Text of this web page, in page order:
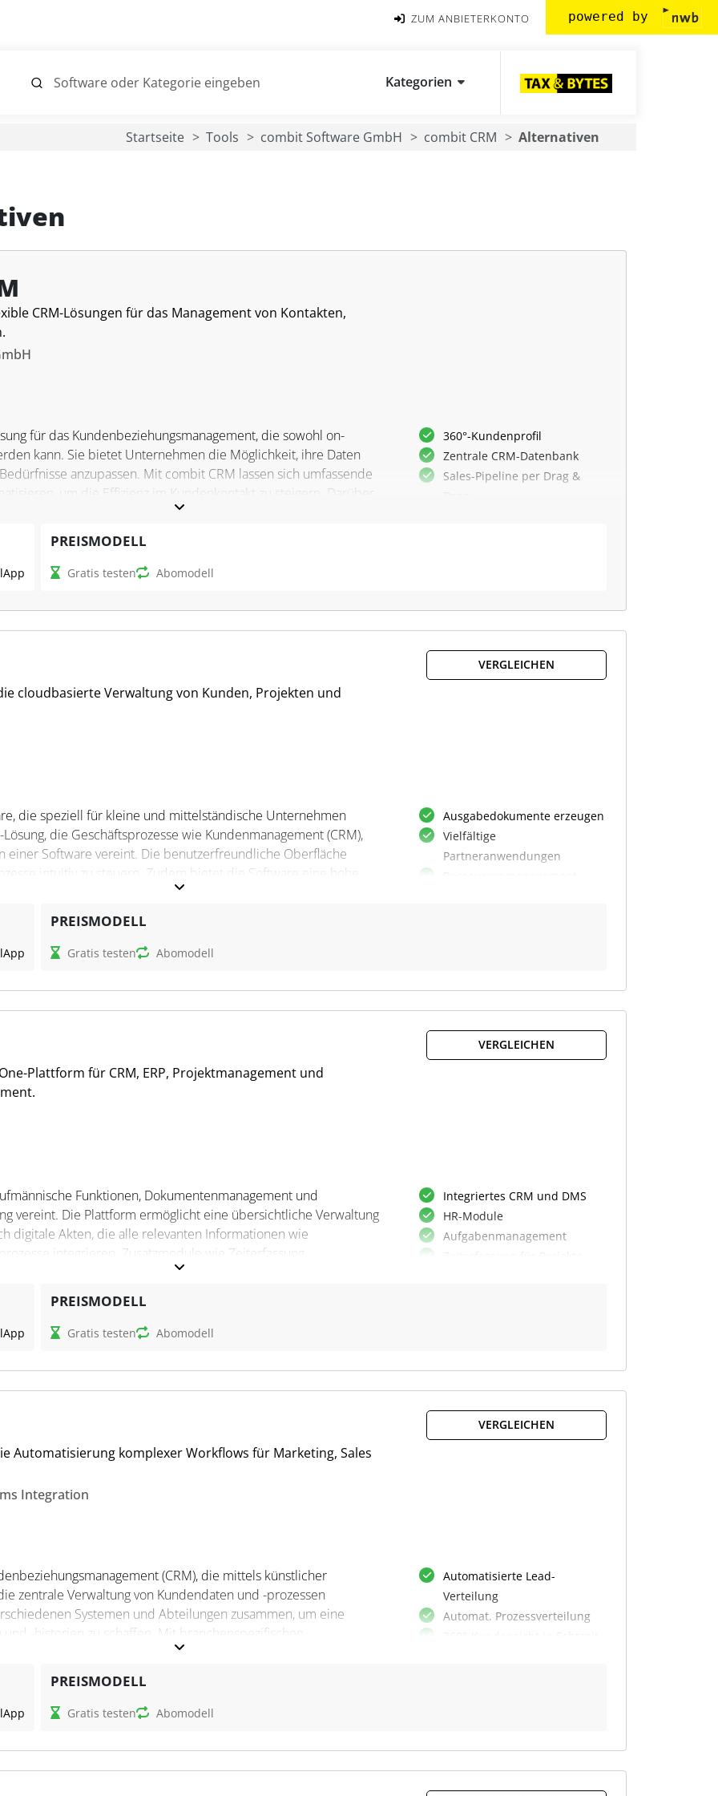
ZUM ANBIETERKONTO powered by
Kategorien
Startseite Tools combit Software GmbH combit CRM Alternativen
CRM-Lösungen für das Management von Kontakten,
für das Kundenbeziehungsmanagement, die sowohl on-
kann. Sie bietet Unternehmen die Möglichkeit, ihre Daten
anzupassen. Mit combit CRM lassen sich umfassende
um die Effizienz im Kundenkontakt zu steigern. Darüber
bei der Einhaltung der DSGVO-Richtlinien und lässt sich flexibel
die Routineaufgaben vereinfachen. Für
da es hilft, Kundenbeziehungen effizient zu pflegen und
Die Anpassbarkeit der Lösung sorgt zudem dafür, dass die
mitwächst.
360°-Kundenprofil
Zentrale CRM-Datenbank
Sales-Pipeline per Drag &
SQL-basierte Datenbank
Automatisierte Prozesse
App
PREISMODELL
Gratis testen Abomodell
cloudbasierte Verwaltung von Kunden, Projekten und
VERGLEICHEN
die speziell für kleine und mittelständische Unternehmen
die Geschäftsprozesse wie Kundenmanagement (CRM),
einer Software vereint. Die benutzerfreundliche Oberfläche
intuitiv zu steuern. Zudem bietet die Software eine hohe
eingesetzt werden kann. Weclapp ist für eine Vielzahl von
die Generierung von Leads, die Umwandlung von Interessenten
zu erleichtern. Für Steuerfachleute hält weclapp spezielle
Schnittstellen. Diese erleichtern den Austausch von Rechnungs-
tragen so zu einer optimierten Zusammenarbeit und
Ausgabedokumente erzeugen
Vielfältige
Partneranwendungen
App
PREISMODELL
Gratis testen Abomodell
Plattform für CRM, ERP, Projektmanagement und
VERGLEICHEN
Funktionen, Dokumentenmanagement und
vereint. Die Plattform ermöglicht eine übersichtliche Verwaltung
digitale Akten, die alle relevanten Informationen wie
integrieren. Zusatzmodule wie Zeiterfassung,
die Einsatzmöglichkeiten. Die Software kann sowohl lokal
und die Analyse von Projektdaten für eine
profitieren von Funktionen wie dem DATEV-Export, der eine
gewährleistet und die Digitalisierung von
Integriertes CRM und DMS
HR-Module
Aufgabenmanagement
Funktionen
Vertriebsanalysen & -
prognosen
Elektr. Rechnungsstellung
App
PREISMODELL
Gratis testen Abomodell
Automatisierung komplexer Workflows für Marketing, Sales
Integration
VERGLEICHEN
(CRM), die mittels künstlicher
zentrale Verwaltung von Kundendaten und -prozessen
Systemen und Abteilungen zusammen, um eine
-historien zu schaffen. Mit branchenspezifischen
bsi.crm Unternehmen bei der Digitalisierung und
hyperpersonalisierte Kampagnen zu planen und
Automatisierte Lead-
Verteilung
Automat. Prozessverteilung
Multichannel-
Kundenansprache
App
PREISMODELL
Gratis testen Abomodell